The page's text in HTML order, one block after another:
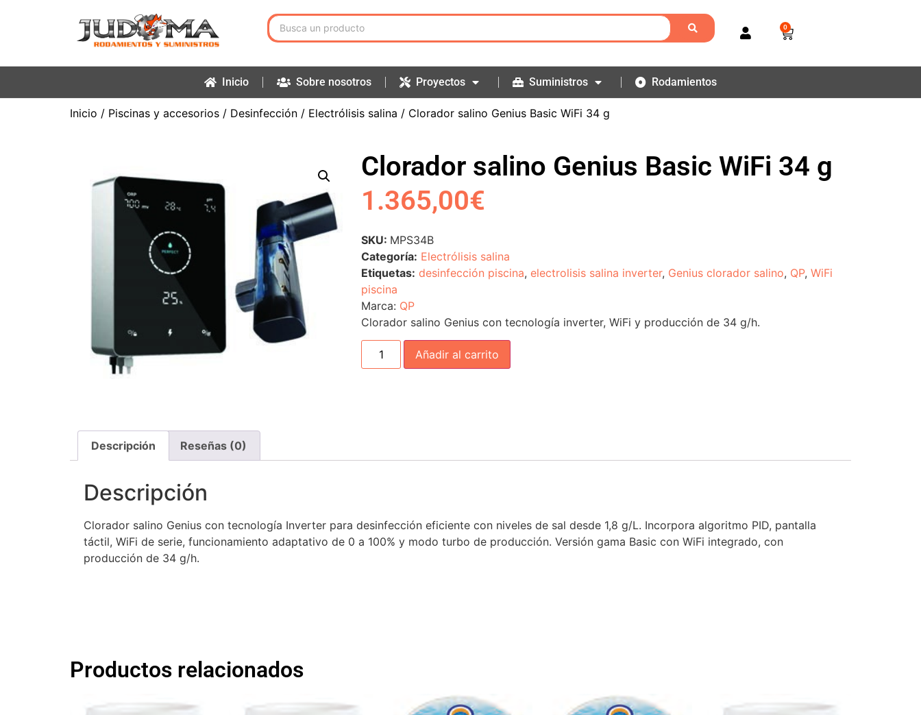
0
Inicio Sobre nosotros Proyectos Suministros Rodamientos
Inicio / Piscinas y accesorios / Desinfección / Electrólisis salina / Clorador salino Genius Basic WiFi 34 g
Clorador salino Genius Basic WiFi 34 g
1.365,00€
SKU: MPS34B
Categoría: Electrólisis salina
Etiquetas: desinfección piscina,electrolisis salina inverter, Genius clorador salino, QP,WiFi
piscina
Marca: QP
Clorador salino Genius con tecnología inverter, WiFi y producción de 34 g/h.
Añadir al carrito
Descripción Reseñas (0)
Descripción
Clorador salino Genius con tecnología Inverter para desinfección eficiente con niveles de sal desde 1,8 g/L. Incorpora algoritmo PID, pantalla
táctil, WiFi de serie, funcionamiento adaptativo de 0 a 100% y modo turbo de producción. Versión gama Basic con WiFi integrado, con
producción de 34 g/h.
Productos relacionados